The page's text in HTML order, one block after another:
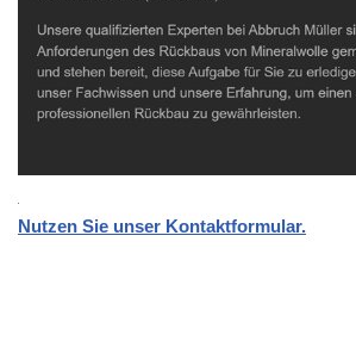
Nutzen Sie unser Kontaktformular.